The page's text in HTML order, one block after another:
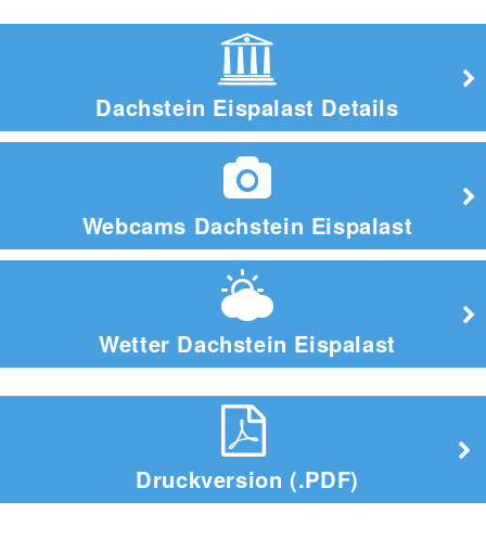
Dachstein Eispalast Details
Webcams Dachstein Eispalast
Wetter Dachstein Eispalast
Druckversion (.PDF)